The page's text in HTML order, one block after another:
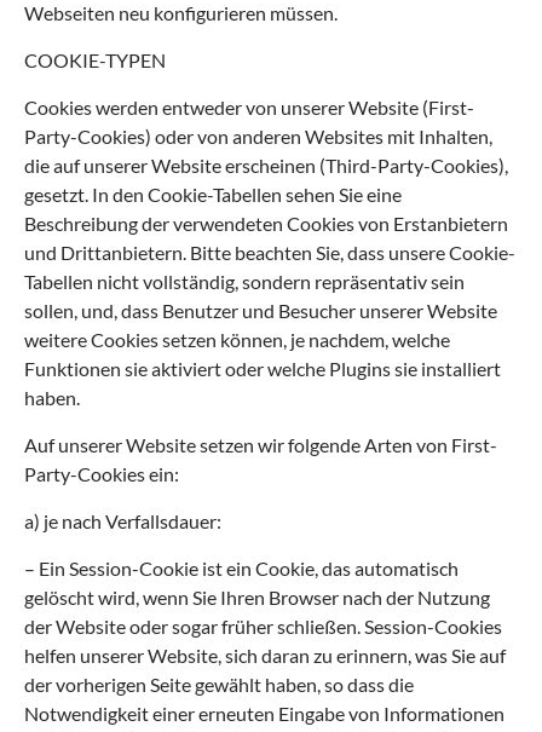
Webseiten neu konfigurieren müssen.
COOKIE-TYPEN
Cookies werden entweder von unserer Website (First-
Party-Cookies) oder von anderen Websites mit Inhalten,
die auf unserer Website erscheinen (Third-Party-Cookies),
gesetzt. In den Cookie-Tabellen sehen Sie eine
Beschreibung der verwendeten Cookies von Erstanbietern
und Drittanbietern. Bitte beachten Sie, dass unsere Cookie-
Tabellen nicht vollständig, sondern repräsentativ sein
sollen, und, dass Benutzer und Besucher unserer Website
weitere Cookies setzen können, je nachdem, welche
Funktionen sie aktiviert oder welche Plugins sie installiert
haben.
Auf unserer Website setzen wir folgende Arten von First-
Party-Cookies ein:
a) je nach Verfallsdauer:
– Ein Session-Cookie ist ein Cookie, das automatisch
gelöscht wird, wenn Sie Ihren Browser nach der Nutzung
der Website oder sogar früher schließen. Session-Cookies
helfen unserer Website, sich daran zu erinnern, was Sie auf
der vorherigen Seite gewählt haben, so dass die
Notwendigkeit einer erneuten Eingabe von Informationen